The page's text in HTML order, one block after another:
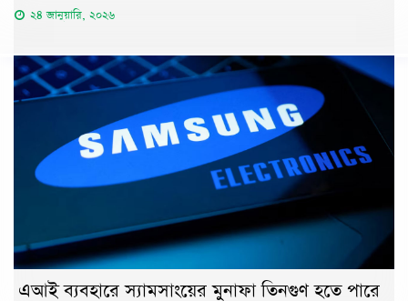
২৪ জানুয়ারি, ২০২৬
এআই ব্যবহারে স্যামসাংয়ের মুনাফা তিনগুণ হতে পারে